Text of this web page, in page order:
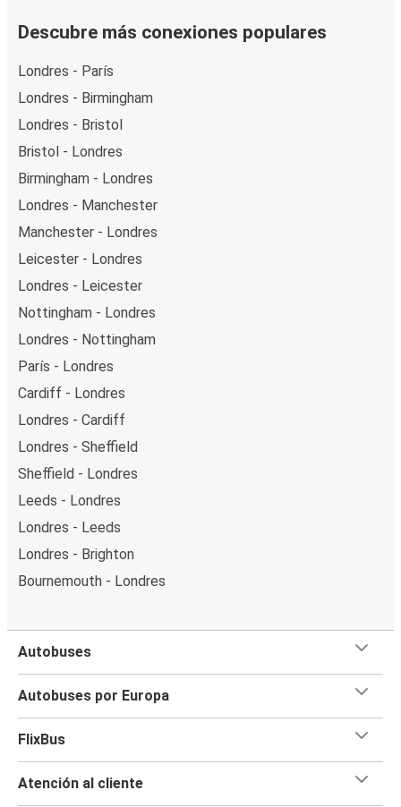
Descubre más conexiones populares
Londres - París
Londres - Birmingham
Londres - Bristol
Bristol - Londres
Birmingham - Londres
Londres - Manchester
Manchester - Londres
Leicester - Londres
Londres - Leicester
Nottingham - Londres
Londres - Nottingham
París - Londres
Cardiff - Londres
Londres - Cardiff
Londres - Sheffield
Sheffield - Londres
Leeds - Londres
Londres - Leeds
Londres - Brighton
Bournemouth - Londres
Autobuses
Autobuses por Europa
FlixBus
Atención al cliente